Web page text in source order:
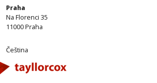
Praha
Na Florenci 35
11000 Praha
Čeština